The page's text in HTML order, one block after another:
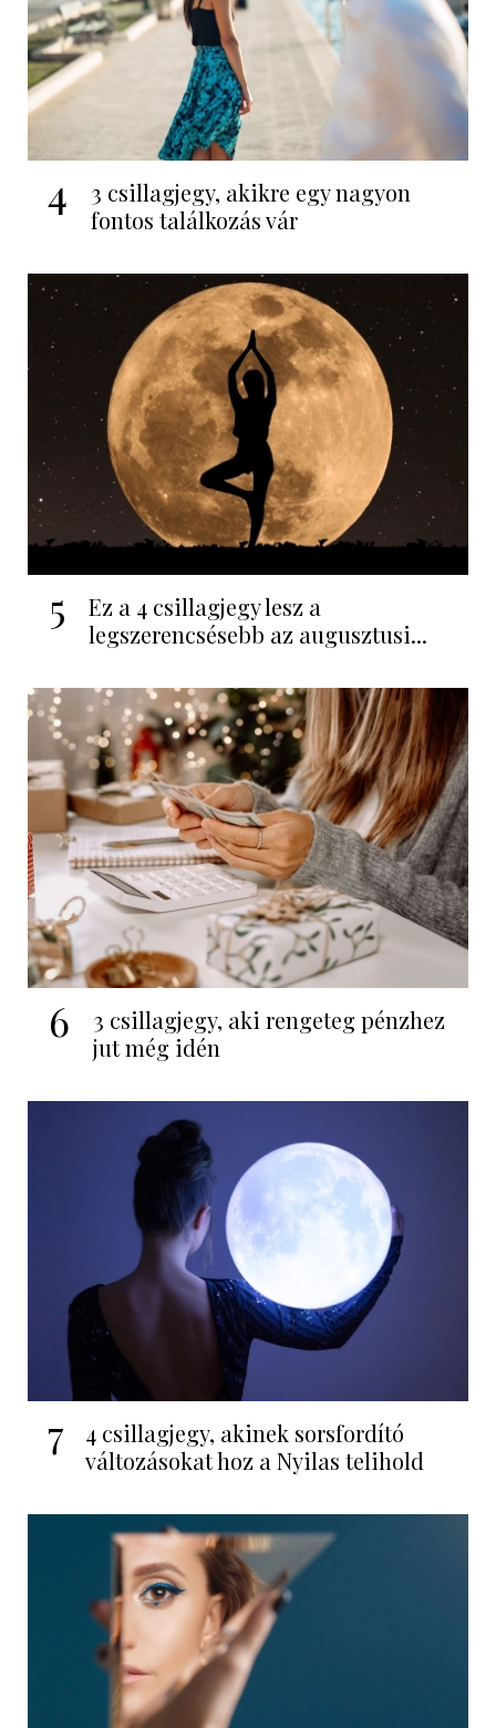
4
3 csillagjegy, akikre egy nagyon
fontos találkozás vár
5
Ez a 4 csillagjegy lesz a
legszerencsésebb az augusztusi...
6
3 csillagjegy, aki rengeteg pénzhez
jut még idén
7
4 csillagjegy, akinek sorsfordító
változásokat hoz a Nyilas telihold